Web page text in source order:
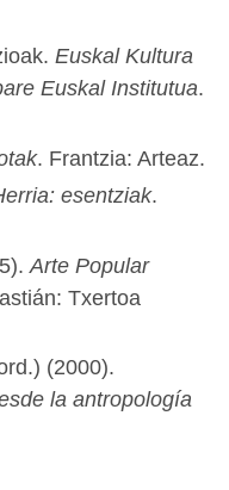
Euskal Kultura
Euskal Institutua.
. Frantzia: Arteaz.
esentziak.
Arte Popular
Txertoa
(2000).
la antropología